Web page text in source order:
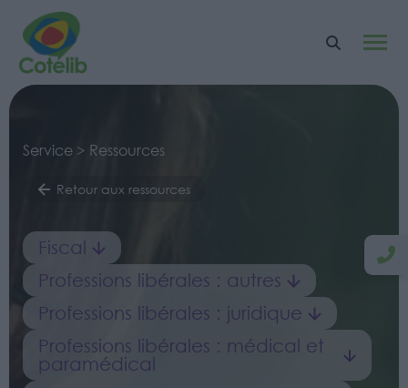
Service > Ressources
Retour aux ressources
Fiscal
Professions libérales : autres
Professions libérales : juridique
Professions libérales : médical et
paramédical